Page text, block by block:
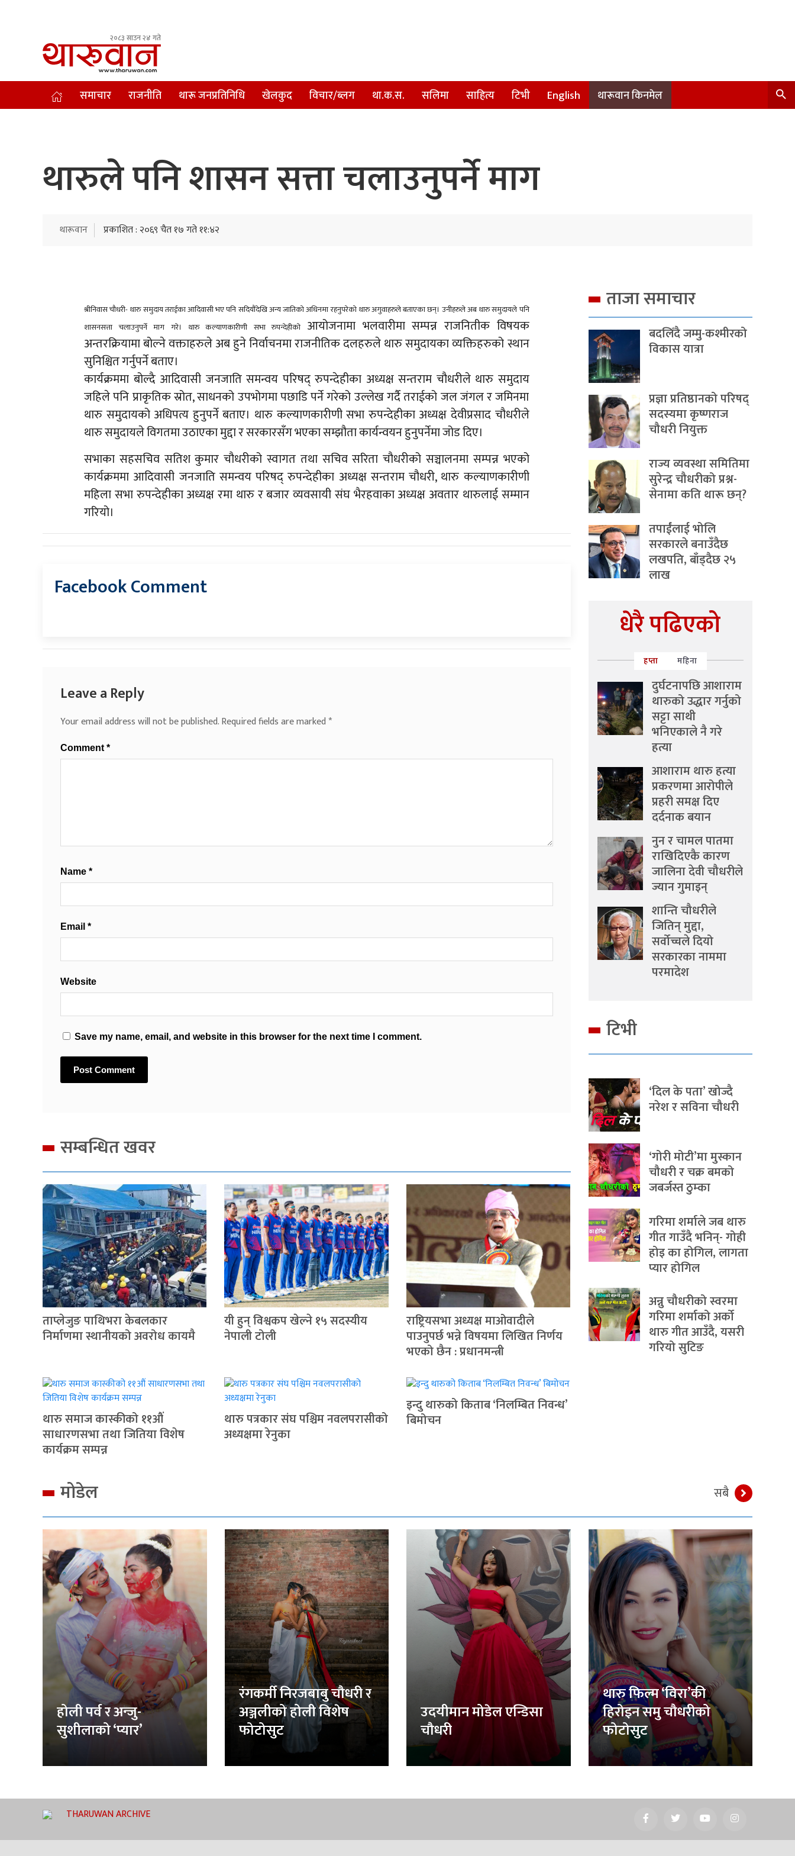
२०८३ साउन २४ गते
Leading Newsportal from Tharu Community Nepal.
समाचार राजनीति थारू जनप्रतिनिधि खेलकुद विचार/ब्लग था.क.स. सलिमा साहित्य टिभी English थारूवान किनमेल
थारुले पनि शासन सत्ता चलाउनुपर्ने माग
थारूवान प्रकाशित : २०६९ चैत १७ गते ११:४२
श्रीनिवास चौधरी- थारु समुदाय तराईका आदिवासी भए पनि सदियौंदेखि अन्य जातिको अधिनमा रहनुपरेको थारु अगुवाहरुले बताएका छन्। उनीहरुले अब थारु समुदायले पनि
शासनसत्ता चलाउनुपर्ने माग गरे। थारु कल्याणकारीणी सभा रुपन्देहीको आयोजनामा भलवारीमा सम्पन्न राजनितीक विषयक
अन्तरक्रियामा बोल्ने वक्ताहरुले अब हुने निर्वाचनमा राजनीतिक दलहरुले थारु समुदायका व्यक्तिहरुको स्थान
सुनिश्चित गर्नुपर्ने बताए।
कार्यक्रममा बोल्दै आदिवासी जनजाति समन्वय परिषद् रुपन्देहीका अध्यक्ष सन्तराम चौधरीले थारु समुदाय
जहिले पनि प्राकृतिक स्रोत, साधनको उपभोगमा पछाडि पर्ने गरेको उल्लेख गर्दै तराईको जल जंगल र जमिनमा
थारु समुदायको अधिपत्य हुनुपर्ने बताए। थारु कल्याणकारीणी सभा रुपन्देहीका अध्यक्ष देवीप्रसाद चौधरीले
थारु समुदायले विगतमा उठाएका मुद्दा र सरकारसँग भएका सम्झौता कार्यन्वयन हुनुपर्नेमा जोड दिए।
सभाका सहसचिव सतिश कुमार चौधरीको स्वागत तथा सचिव सरिता चौधरीको सञ्चालनमा सम्पन्न भएको
कार्यक्रममा आदिवासी जनजाति समन्वय परिषद् रुपन्देहीका अध्यक्ष सन्तराम चौधरी, थारु कल्याणकारीणी
महिला सभा रुपन्देहीका अध्यक्ष रमा थारु र बजार व्यवसायी संघ भैरहवाका अध्यक्ष अवतार थारुलाई सम्मान
गरियो।
Facebook Comment
Leave a Reply
Your email address will not be published.Required fields are marked*
Comment *
Name *
Email *
Website
Save my name, email, and website in this browser for the next time I comment.
सम्बन्धित खवर
ताप्लेजुङ पाथिभरा केबलकार
निर्माणमा स्थानीयको अवरोध कायमै
यी हुन् विश्वकप खेल्ने १५ सदस्यीय
नेपाली टोली
राष्ट्रियसभा अध्यक्ष माओवादीले
पाउनुपर्छ भन्ने विषयमा लिखित निर्णय
भएको छैन : प्रधानमन्त्री
थारु समाज कास्कीको ११औं
साधारणसभा तथा जितिया विशेष
कार्यक्रम सम्पन्न
थारु पत्रकार संघ पश्चिम नवलपरासीको
अध्यक्षमा रेनुका
इन्दु थारुको किताब ‘निलम्बित निवन्ध’
बिमोचन
ताजा समाचार
बदलिँदै जम्मु-कश्मीरको
विकास यात्रा
प्रज्ञा प्रतिष्ठानको परिषद्
सदस्यमा कृष्णराज
चौधरी नियुक्त
राज्य व्यवस्था समितिमा
सुरेन्द्र चौधरीको प्रश्न-
सेनामा कति थारू छन्?
तपाईंलाई भोलि
सरकारले बनाउँदैछ
लखपति, बाँड्दैछ २५
लाख
धेरै पढिएको
हप्ता महिना
दुर्घटनापछि आशाराम
थारुको उद्धार गर्नुको
सट्टा साथी
भनिएकाले नै गरे
हत्या
आशाराम थारु हत्या
प्रकरणमा आरोपीले
प्रहरी समक्ष दिए
दर्दनाक बयान
नुन र चामल पातमा
राखिदिएकै कारण
जालिना देवी चौधरीले
ज्यान गुमाइन्
शान्ति चौधरीले
जितिन् मुद्दा,
सर्वोच्चले दियो
सरकारका नाममा
परमादेश
टिभी
‘दिल के पता’ खोज्दै
नरेश र सविना चौधरी
‘गोरी मोटी’मा मुस्कान
चौधरी र चक्र बमको
जबर्जस्त ठुम्का
गरिमा शर्माले जब थारु
गीत गाउँदै भनिन्- गोही
होइ का होगिल, लागता
प्यार होगिल
अन्नु चौधरीको स्वरमा
गरिमा शर्माको अर्को
थारु गीत आउँदै, यसरी
गरियो सुटिङ
मोडेल सबै
होली पर्व र अन्जु-
सुशीलाको ‘प्यार’
रंगकर्मी निरजबाबु चौधरी र
अञ्जलीको होली विशेष
फोटोसुट
उदयीमान मोडेल एन्डिसा
चौधरी
थारु फिल्म ‘विरा’की
हिरोइन समु चौधरीको
फोटोसुट
THARUWAN ARCHIVE